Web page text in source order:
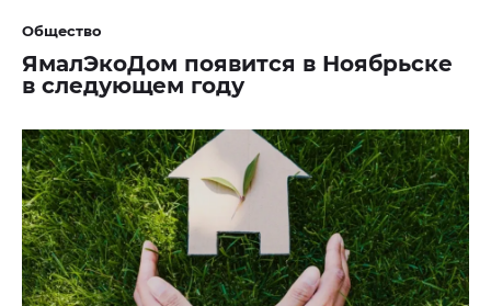
Общество
ЯмалЭкоДом появится в Ноябрьске
в следующем году